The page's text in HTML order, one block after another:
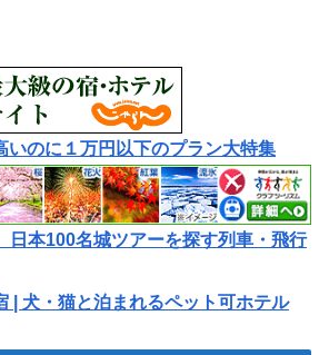
のに１万円以下のプラン大特集
本100名城ツアーを探す列車・飛行
| 犬・猫と泊まれるペット可ホテル